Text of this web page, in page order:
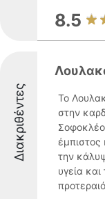
8.5
Διακριθέντες
Το
στην
έμπιστος
την
υγεία